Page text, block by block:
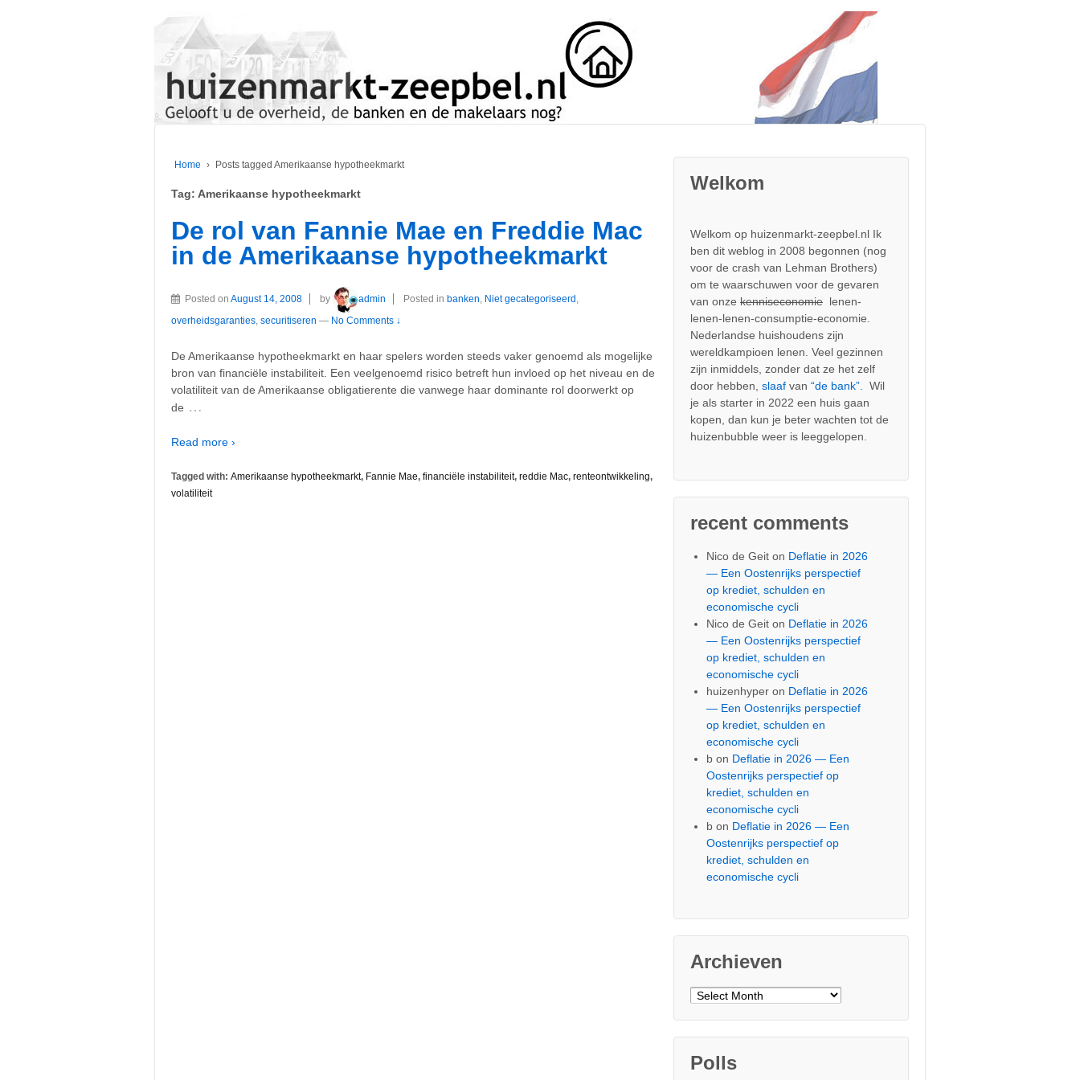
Home › Posts tagged Amerikaanse hypotheekmarkt
Tag: Amerikaanse hypotheekmarkt
De rol van Fannie Mae en Freddie Mac
in de Amerikaanse hypotheekmarkt
Posted on August 14, 2008 by admin Posted in banken, Niet gecategoriseerd ,
overheidsgaranties, securitiseren — No Comments ↓
De Amerikaanse hypotheekmarkt en haar spelers worden steeds vaker genoemd als mogelijke
bron van financiële instabiliteit. Een veelgenoemd risico betreft hun invloed op het niveau en de
volatiliteit van de Amerikaanse obligatierente die vanwege haar dominante rol doorwerkt op
de …
Read more ›
Tagged with: Amerikaanse hypotheekmarkt, Fannie Mae, financiële instabiliteit, reddie Mac, renteontwikkeling,
volatiliteit
Welkom
Welkom op huizenmarkt-zeepbel.nl Ik
ben dit weblog in 2008 begonnen (nog
voor de crash van Lehman Brothers)
om te waarschuwen voor de gevaren
van onzekenniseconomie lenen-
lenen-lenen-consumptie-economie.
Nederlandse huishoudens zijn
wereldkampioen lenen. Veel gezinnen
zijn inmiddels, zonder dat ze het zelf
door hebben,slaaf van“de bank”. Wil
je als starter in 2022 een huis gaan
kopen, dan kun je beter wachten tot de
huizenbubble weer is leeggelopen.
recent comments
Nico de Geit on Deflatie in 2026
— Een Oostenrijks perspectief
op krediet, schulden en
economische cycli
Nico de Geit on Deflatie in 2026
— Een Oostenrijks perspectief
op krediet, schulden en
economische cycli
huizenhyper on Deflatie in 2026
— Een Oostenrijks perspectief
op krediet, schulden en
economische cycli
b on Deflatie in 2026 — Een
Oostenrijks perspectief op
krediet, schulden en
economische cycli
b on Deflatie in 2026 — Een
Oostenrijks perspectief op
krediet, schulden en
economische cycli
Archieven
Archieven
Polls